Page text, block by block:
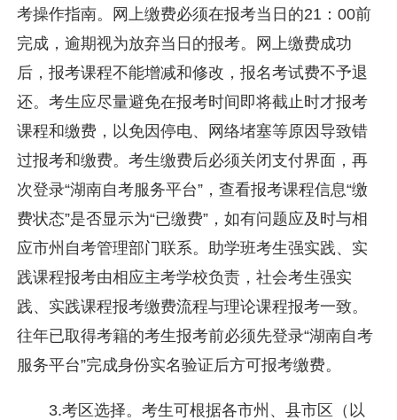
考操作指南。网上缴费必须在报考当日的21：00前
完成，逾期视为放弃当日的报考。网上缴费成功
后，报考课程不能增减和修改，报名考试费不予退
还。考生应尽量避免在报考时间即将截止时才报考
课程和缴费，以免因停电、网络堵塞等原因导致错
过报考和缴费。考生缴费后必须关闭支付界面，再
次登录“湖南自考服务平台”，查看报考课程信息“缴
费状态”是否显示为“已缴费”，如有问题应及时与相
应市州自考管理部门联系。助学班考生强实践、实
践课程报考由相应主考学校负责，社会考生强实
践、实践课程报考缴费流程与理论课程报考一致。
往年已取得考籍的考生报考前必须先登录“湖南自考
服务平台”完成身份实名验证后方可报考缴费。
3.考区选择。考生可根据各市州、县市区（以